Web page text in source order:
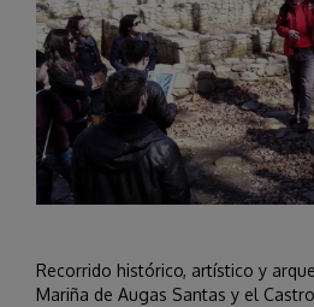
Recorrido histórico, artístico y
Mariña de Augas Santas y el